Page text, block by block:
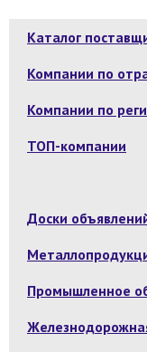
Каталог
Компании по
Компании по
ТОП-компании
Доски
Промышленное